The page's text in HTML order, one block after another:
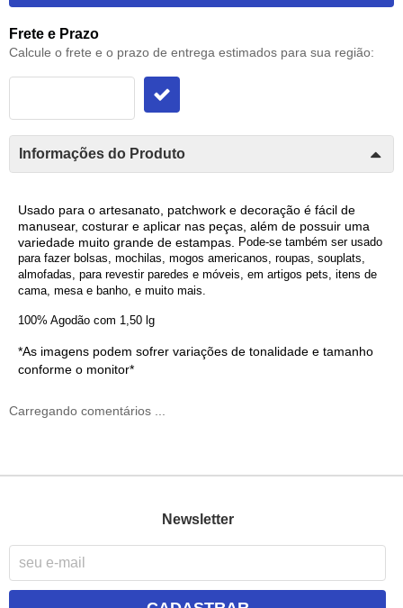
Frete e Prazo
Calcule o frete e o prazo de entrega estimados para sua região:
Informações do Produto
Usado para o artesanato , patchwork e decoração é fácil de
manusear, costurar e aplicar nas peças, além de possuir uma
variedade muito grande de estampas
Pode-se também ser usado
para fazer bolsas, mochilas, mogos americanos, roupas, souplats,
almofadas, para revestir paredes e móveis, em artigos pets, itens de
cama, mesa e banho, e muito mais.
100% Agodão com 1,50 lg
*As imagens podem sofrer variações de tonalidade e tamanho
conforme o monitor*
Carregando comentários ...
Newsletter